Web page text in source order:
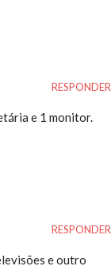
RESPONDER
e 1 monitor.
RESPONDER
e outro